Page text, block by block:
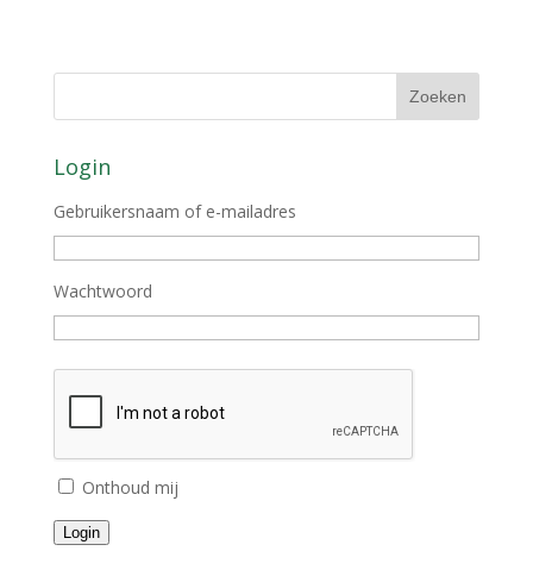
Login
Gebruikersnaam of e-mailadres
Wachtwoord
Onthoud mij
Login